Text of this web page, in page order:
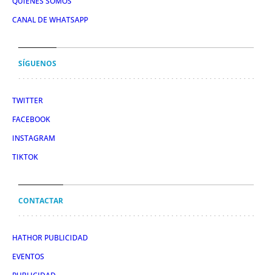
CANAL DE WHATSAPP
SÍGUENOS
TWITTER
FACEBOOK
INSTAGRAM
TIKTOK
CONTACTAR
HATHOR PUBLICIDAD
EVENTOS